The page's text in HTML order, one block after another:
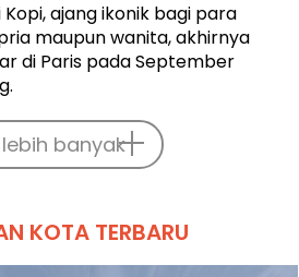
Kopi, ajang ikonik bagi para
maupun wanita, akhirnya
di Paris pada September
banyak
KOTA TERBARU